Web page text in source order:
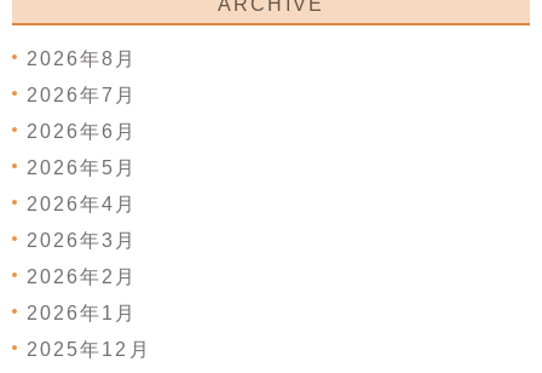
2026年8月
2026年7月
2026年6月
2026年5月
2026年4月
2026年3月
2026年2月
2026年1月
2025年12月